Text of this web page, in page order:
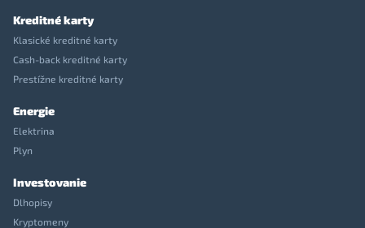
Kreditné karty
Klasické kreditné karty
Cash-back kreditné karty
Prestížne kreditné karty
Energie
Elektrina
Plyn
Investovanie
Dlhopisy
Kryptomeny